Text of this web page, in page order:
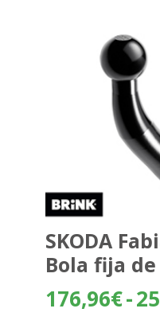
SKODA
Bola fija de
176,96€-